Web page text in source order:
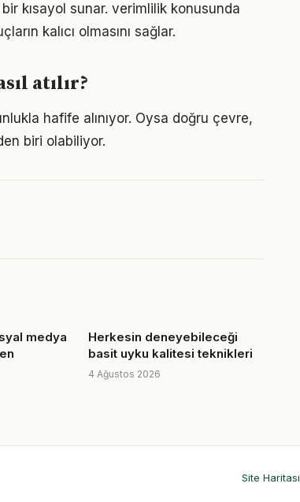
kısayol sunar. verimlilik konusunda
kalıcı olmasını sağlar.
atılır?
hafife alınıyor. Oysa doğru çevre,
biri olabiliyor.
medya
Herkesin deneyebileceği
basit uyku kalitesi teknikleri
4 Ağustos 2026
Site Haritası